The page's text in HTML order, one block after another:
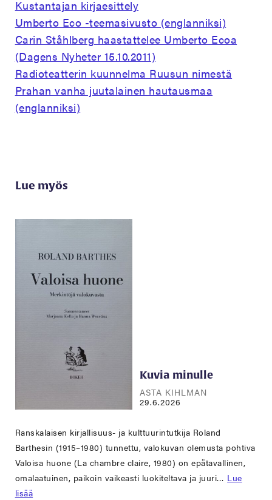
Kustantajan kirjaesittely
Umberto Eco -teemasivusto (englanniksi)
Carin Ståhlberg haastattelee Umberto Ecoa
(Dagens Nyheter 15.10.2011)
Radioteatterin kuunnelma Ruusun nimestä
Prahan vanha juutalainen hautausmaa
(englanniksi)
Lue myös
Kuvia minulle
ASTA KIHLMAN
29.6.2026
Ranskalaisen kirjallisuus- ja kulttuurintutkija Roland
Barthesin (1915–1980) tunnettu, valokuvan olemusta pohtiva
Valoisa huone (La chambre claire, 1980) on epätavallinen,
omalaatuinen, paikoin vaikeasti luokiteltava ja juuri… Lue
lisää